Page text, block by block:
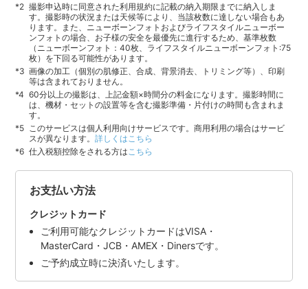
撮影申込時に同意された利用規約に記載の納入期限までに納入しま
す。撮影時の状況または天候等により、当該枚数に達しない場合もあ
ります。また、ニューボーンフォトおよびライフスタイルニューボー
ンフォトの場合、お子様の安全を最優先に進行するため、基準枚数
（ニューボーンフォト：40枚、ライフスタイルニューボーンフォト:75
枚）を下回る可能性があります。
画像の加工（個別の肌修正、合成、背景消去、トリミング等）、印刷
等は含まれておりません。
60分以上の撮影は、上記金額×時間分の料金になります。撮影時間に
は、機材・セットの設置等を含む撮影準備・片付けの時間も含まれま
す。
このサービスは個人利用向けサービスです。商用利用の場合はサービ
スが異なります。詳しくはこちら
仕入税額控除をされる方は こちら
お支払い方法
クレジットカード
ご利用可能なクレジットカードはVISA・
MasterCard・JCB・AMEX・Dinersです。
ご予約成立時に決済いたします。